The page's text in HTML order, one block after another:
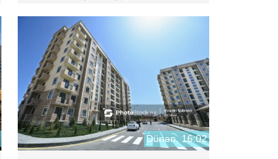
Dünən, 16:02